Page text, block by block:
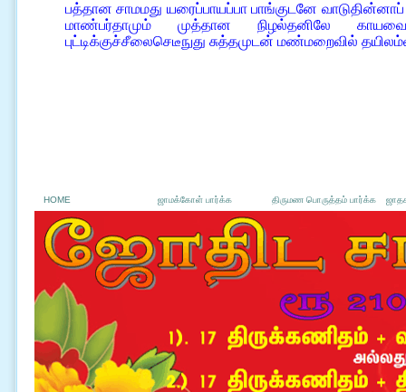
பத்தான சாமமது யரைப்பாயப்பா பாங்குடனே
மாண்பர்தாமும் முத்தான நிழல்தனிலே
புட்டிக்குச்சீலைசெடீநுது சுத்தமுடன் மண்மறைவில்
HOME ஜாமக்கோள் பார்க்க திருமண பொருத்தம் பார்க்க